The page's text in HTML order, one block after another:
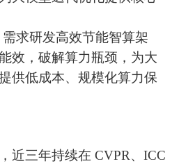
求研发高效节能智算架
效，破解算力瓶颈，为大
供低成本、规模化算力保
近三年持续在 CVPR、ICC